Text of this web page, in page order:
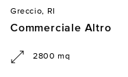
Greccio, RI
Commerciale Altro
2800 mq